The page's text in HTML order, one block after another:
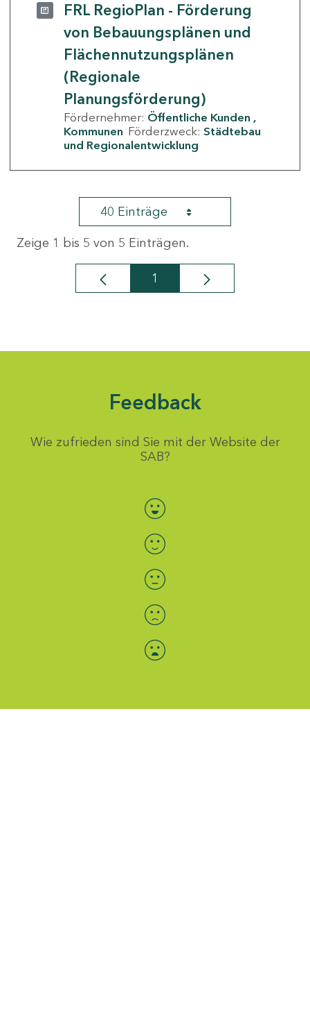
FRL RegioPlan - Förderung
von Bebauungsplänen und
Flächennutzungsplänen
(Regionale
Planungsförderung)
Fördernehmer: Öffentliche Kunden
Kommunen Förderzweck: Städtebau
und Regionalentwicklung
40 Einträge
Zeige 1 bis 5 von 5 Einträgen.
Seite
1
Feedback
Wie zufrieden sind Sie mit der Website der
SAB?
Bewertung auswählen